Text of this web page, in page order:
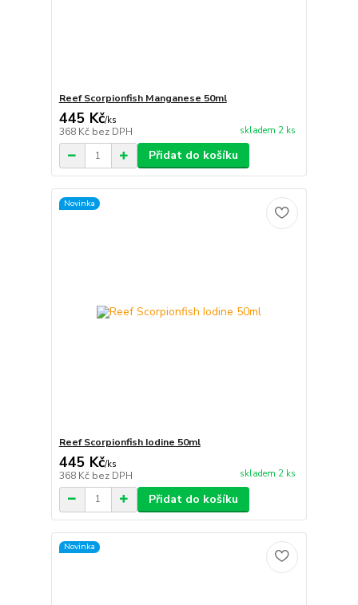
Reef Scorpionfish Manganese 50ml
445 Kč/ks
368 Kč bez DPH skladem 2 ks
Přidat do košíku
Novinka
Reef Scorpionfish Iodine 50ml
445 Kč/ks
368 Kč bez DPH skladem 2 ks
Přidat do košíku
Novinka